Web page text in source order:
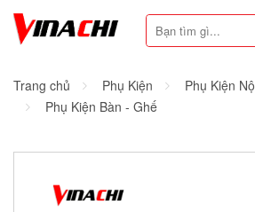
Trang chủ Phụ Kiện
Phụ Kiện
Phụ Kiện Bàn - Ghế